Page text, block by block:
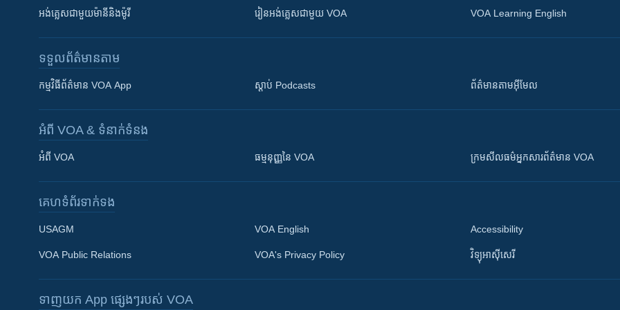
Khmer English
អង់គ្លេស​ជាមួយ​ម៉ានី​និង​ម៉ូរី រៀន​​​​​​អង់គ្លេស​​ជាមួយ VOA VOA Learning English
ទទួល​ព័ត៌មាន​តាម
កម្មវិធី​ព័ត៌មាន VOA App ស្តាប់ Podcasts ព័ត៌មាន​តាម​អ៊ីមែល
អំពី​ VOA & ទំនាក់ទំនង
អំពី​ VOA ធម្មនុញ្ញ​នៃ VOA ក្រម​​​សីលធម៌​​​អ្នក​​​សារព័ត៌មាន VOA
គេហទំព័រ​​ទាក់ទង
USAGM
VOA Public Relations
VOA English
VOA's Privacy Policy
Accessibility
វិទ្យុ​អាស៊ី​សេរី
ទាញយក​ App ផ្សេងៗ​របស់​ VOA